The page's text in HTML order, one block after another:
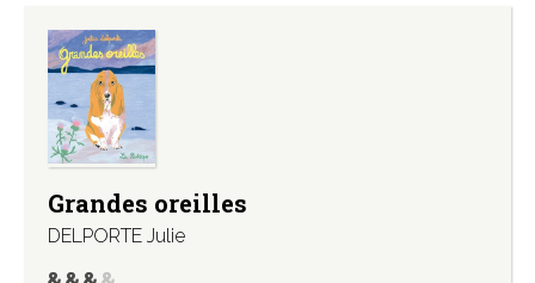
Grandes oreilles
DELPORTE Julie